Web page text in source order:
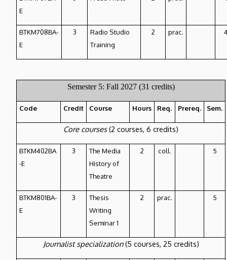
E
BTKM708BA-
E
3
Radio Studio
Training
2 prac.
Semester 5: Fall 2027 (31 credits)
Code Credit Course Hours Req. Prereq. Sem.
Core courses(2 courses, 6 credits)
BTKM402BA
-E
3
The Media
History of
Theatre
2 coll. 5
BTKM801BA-
E
3
Thesis
Writing
Seminar 1
2 prac. 5
Journalist specialization(5 courses, 25 credits)